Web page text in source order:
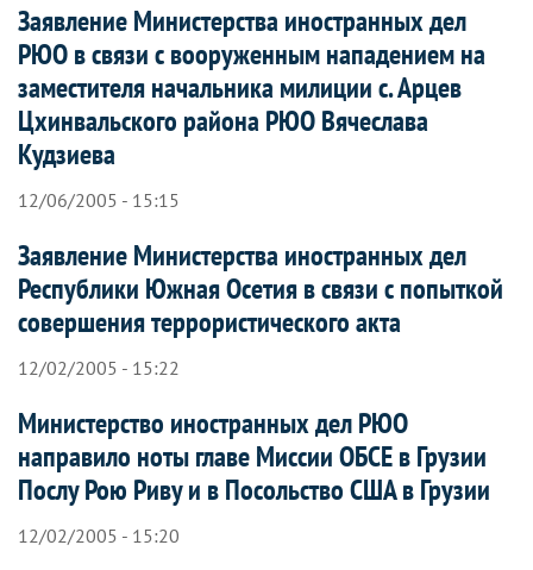
Заявление Министерства иностранных дел
РЮО в связи с вооруженным нападением на
заместителя начальника милиции с. Арцев
Цхинвальского района РЮО Вячеслава
Кудзиева
12/06/2005 - 15:15
Заявление Министерства иностранных дел
Республики Южная Осетия в связи с попыткой
совершения террористического акта
12/02/2005 - 15:22
Министерство иностранных дел РЮО
направило ноты главе Миссии ОБСЕ в Грузии
Послу Рою Риву и в Посольство США в Грузии
12/02/2005 - 15:20